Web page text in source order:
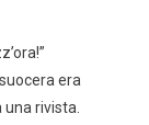
era
rivista.